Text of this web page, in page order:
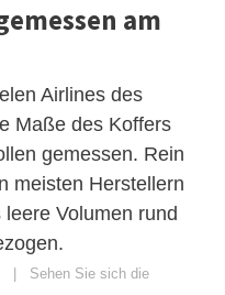
am
Airlines des
Maße des Koffers
gemessen. Rein
meisten Herstellern
Volumen rund
| Sehen Sie sich die